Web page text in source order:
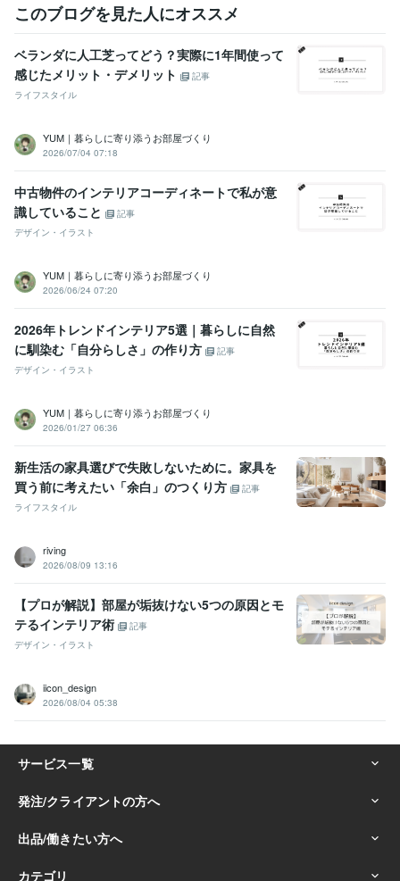
このブログを見た人にオススメ
ベランダに人工芝ってどう？実際に1年間使って
感じたメリット・デメリット
記事
ライフスタイル
YUM｜暮らしに寄り添うお部屋づくり
2026/07/04 07:18
中古物件のインテリアコーディネートで私が意
識していること
記事
デザイン・イラスト
YUM｜暮らしに寄り添うお部屋づくり
2026/06/24 07:20
2026年トレンドインテリア5選｜暮らしに自然
に馴染む「自分らしさ」の作り方
記事
デザイン・イラスト
YUM｜暮らしに寄り添うお部屋づくり
2026/01/27 06:36
新生活の家具選びで失敗しないために。家具を
買う前に考えたい「余白」のつくり方
記事
ライフスタイル
riving
2026/08/09 13:16
【プロが解説】部屋が垢抜けない5つの原因とモ
テるインテリア術
記事
デザイン・イラスト
iicon_design
2026/08/04 05:38